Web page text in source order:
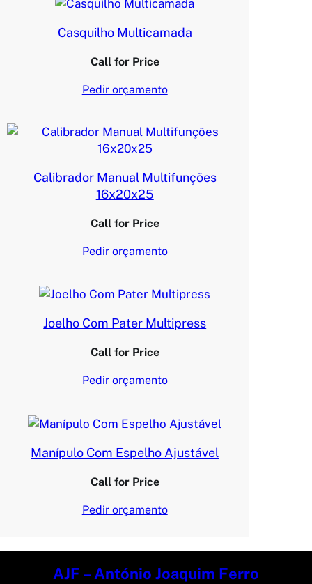
Casquilho Multicamada
Call for Price
Pedir orçamento
Calibrador Manual Multifunções
16x20x25
Call for Price
Pedir orçamento
Joelho Com Pater Multipress
Call for Price
Pedir orçamento
Manípulo Com Espelho Ajustável
Call for Price
Pedir orçamento
AJF – António Joaquim Ferro